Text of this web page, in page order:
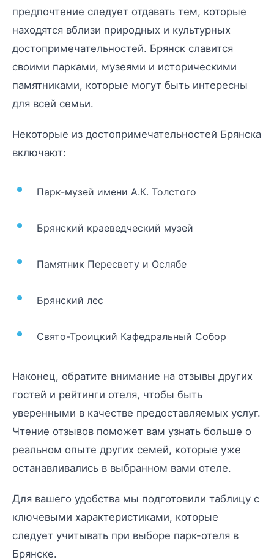
предпочтение следует отдавать тем, которые
находятся вблизи природных и культурных
достопримечательностей. Брянск славится
своими парками, музеями и историческими
памятниками, которые могут быть интересны
для всей семьи.
Некоторые из достопримечательностей Брянска
включают:
Парк-музей имени А.К. Толстого
Брянский краеведческий музей
Памятник Пересвету и Ослябе
Брянский лес
Свято-Троицкий Кафедральный Собор
Наконец, обратите внимание на отзывы других
гостей и рейтинги отеля, чтобы быть
уверенными в качестве предоставляемых услуг.
Чтение отзывов поможет вам узнать больше о
реальном опыте других семей, которые уже
останавливались в выбранном вами отеле.
Для вашего удобства мы подготовили таблицу с
ключевыми характеристиками, которые
следует учитывать при выборе парк-отеля в
Брянске.